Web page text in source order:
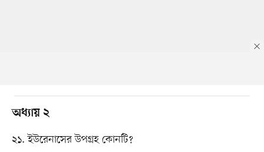
অধ্যায় ২
২১. ইউরেনাসের উপগ্রহ কোনটি?